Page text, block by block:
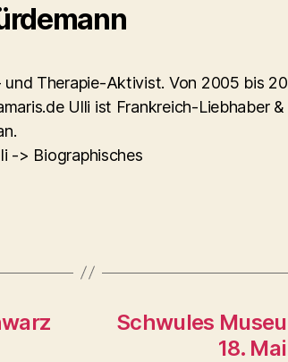
Therapie-Aktivist. Von 2005 bis
Ulli ist Frankreich-Liebhaber &
-> Biographisches
Schwules
18.